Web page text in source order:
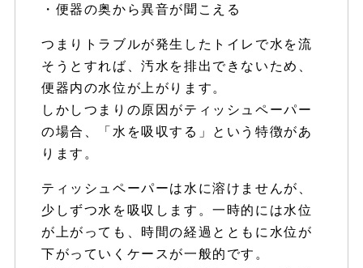
・便器の奥から異音が聞こえる
つまりトラブルが発生したトイレで水を流
そうとすれば、汚水を排出できないため、
便器内の水位が上がります。
しかしつまりの原因がティッシュペーパー
の場合、「水を吸収する」という特徴があ
ります。
ティッシュペーパーは水に溶けませんが、
少しずつ水を吸収します。一時的には水位
が上がっても、時間の経過とともに水位が
下がっていくケースが一般的です。